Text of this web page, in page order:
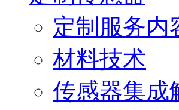
定制服务内
材料技术
传感器集成